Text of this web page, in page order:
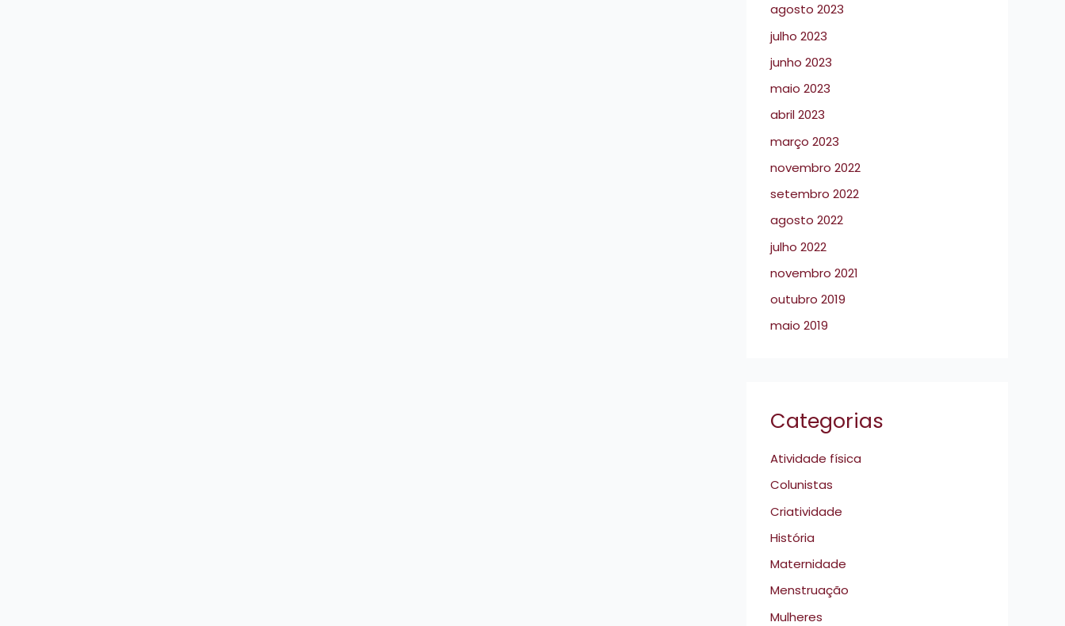
agosto 2023
julho 2023
junho 2023
maio 2023
abril 2023
março 2023
novembro 2022
setembro 2022
agosto 2022
julho 2022
novembro 2021
outubro 2019
maio 2019
Categorias
Atividade física
Colunistas
Criatividade
História
Maternidade
Menstruação
Mulheres